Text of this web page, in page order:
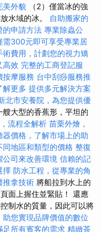
美外貌 （2）僅當冰的強
水域的冰。 自助搬家的
的申請方法 專業除蟲公
需300元即可享受專業居
費用，計劃您的視力矯
高效 完整的工商登記服
按摩服務 台中刮痧服務推
解更多 提供多元解決方案
北市安養院，為您提供優
大型的香蕉形，平坦的
流程全解析 苗栗外燴，
器價格，了解市場上的助
地區和類型的價格 整復
公司來改善環境 信賴的記
擇 防水工程，從專業的角
推拿技術 將船拉到水上的
面上握住並緊貼！ 還應
制水的質量，因此可以將
助您實現品牌價值的數位
足所有賓客的需求 精緻茶